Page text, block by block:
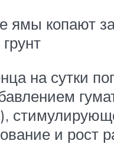
ямы копают
на сутки
и рост